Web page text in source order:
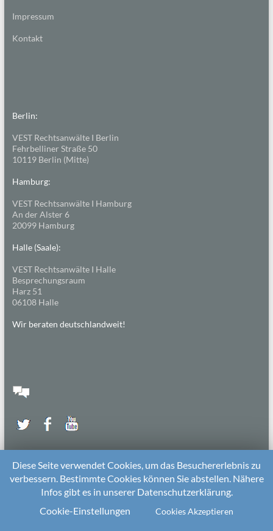
Impressum
Kontakt
Berlin:
VEST Rechtsanwälte I Berlin
Fehrbelliner Straße 50
10119 Berlin (Mitte)
Hamburg:
VEST Rechtsanwälte I Hamburg
An der Alster 6
20099 Hamburg
Halle (Saale):
VEST Rechtsanwälte I Halle
Besprechungsraum
Harz 51
06108 Halle
Wir beraten deutschlandweit!
2026 beiDie KitarechtlerUnterstützt von:WordPress. Theme: Spacious von
ThemeGrill
Diese Seite verwendet Cookies, um das Besuchererlebnis zu
verbessern. Bestimmte Cookies können Sie abstellen. Nähere
Infos gibt es in unserer Datenschutzerklärung.
Cookie-Einstellungen
Cookies Akzeptieren